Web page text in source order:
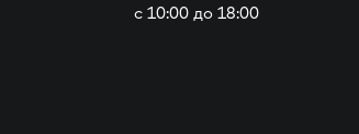
с 10:00 до 18:00